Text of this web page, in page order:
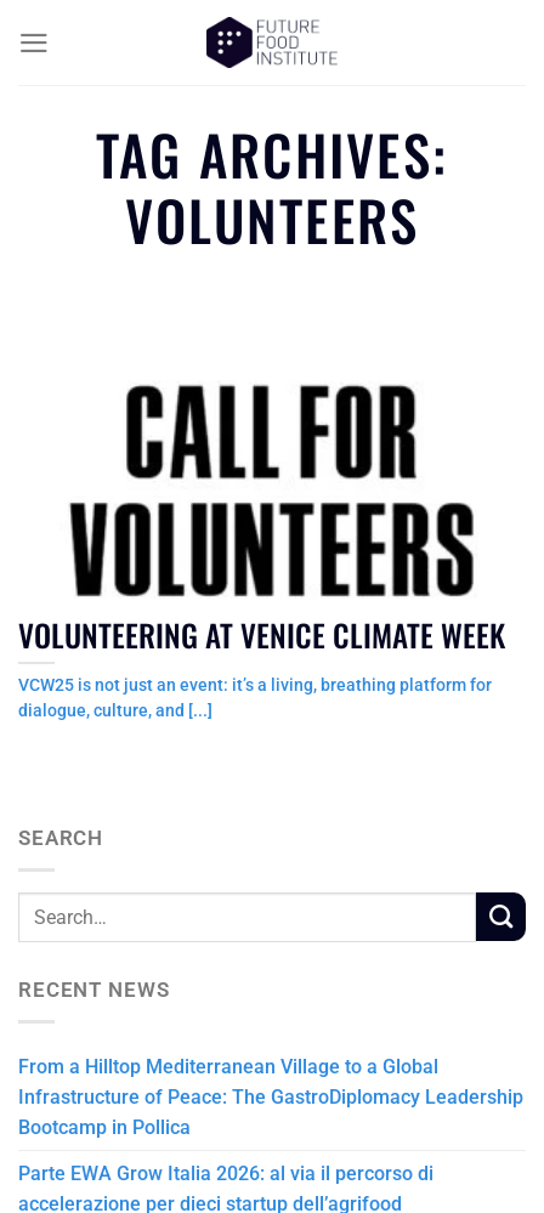
TAG ARCHIVES:
VOLUNTEERS
VOLUNTEERING AT VENICE CLIMATE WEEK
VCW25 is not just an event: it’s a living, breathing platform for
dialogue, culture, and [...]
SEARCH
RECENT NEWS
From a Hilltop Mediterranean Village to a Global
Infrastructure of Peace: The GastroDiplomacy Leadership
Bootcamp in Pollica
Parte EWA Grow Italia 2026: al via il percorso di
accelerazione per dieci startup dell’agrifood